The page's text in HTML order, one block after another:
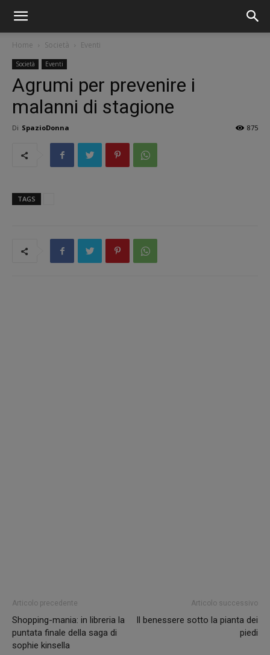
Home Società Eventi
Società Eventi
Agrumi per prevenire i
malanni di stagione
Di SpazioDonna 875
TAGS
Articolo precedente
Shopping-mania: in libreria la
puntata finale della saga di
sophie kinsella
Articolo successivo
Il benessere sotto la pianta dei
piedi